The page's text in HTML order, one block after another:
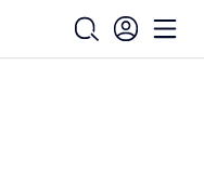
Open